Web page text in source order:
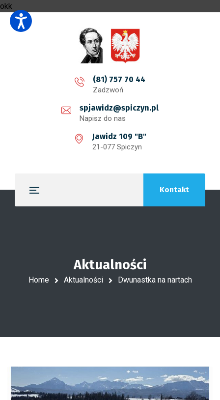
okk
(81) 757 70 44
Zadzwoń
spjawidz@spiczyn.pl
Napisz do nas
Jawidz 109 "B"
21-077 Spiczyn
Kontakt
Aktualności
Home Aktualności Dwunastka na nartach